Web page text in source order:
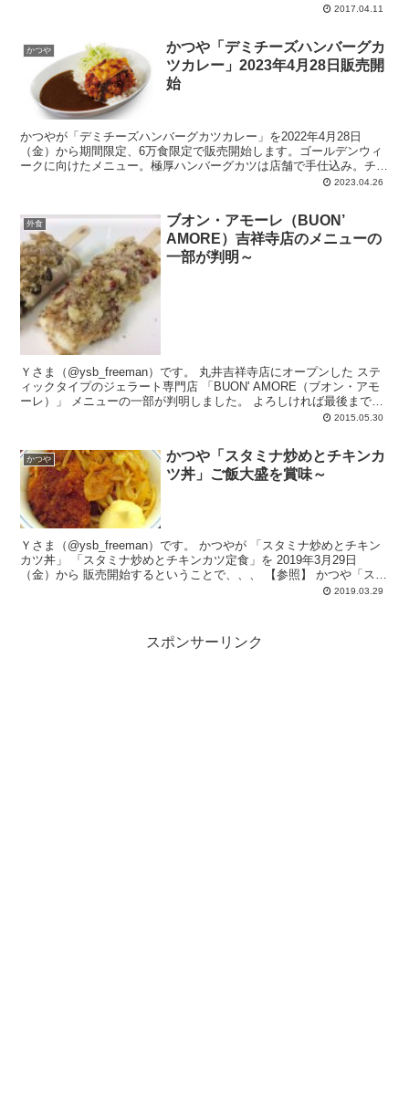
2017.04.11
かつや
かつや「デミチーズハンバーグカ
ツカレー」2023年4月28日販売開
始
かつやが「デミチーズハンバーグカツカレー」を2022年4月28日
（金）から期間限定、6万食限定で販売開始します。ゴールデンウィ
ークに向けたメニュー。極厚ハンバーグカツは店舗で手仕込み。チー
ズとデミグラスソースがかかっています。カレーはカツを美味しく食
2023.04.26
外食
ブオン・アモーレ（BUON’
AMORE）吉祥寺店のメニューの
一部が判明～
Ｙさま（@ysb_freeman）です。 丸井吉祥寺店にオープンした ステ
ィックタイプのジェラート専門店 「BUON' AMORE（ブオン・アモ
ーレ）」 メニューの一部が判明しました。 よろしければ最後までお
2015.05.30
かつや
かつや「スタミナ炒めとチキンカ
ツ丼」ご飯大盛を賞味～
Ｙさま（@ysb_freeman）です。 かつやが 「スタミナ炒めとチキン
カツ丼」 「スタミナ炒めとチキンカツ定食」を 2019年3月29日
（金）から 販売開始するということで、、、 【参照】 かつや「スタ
2019.03.29
スポンサーリンク